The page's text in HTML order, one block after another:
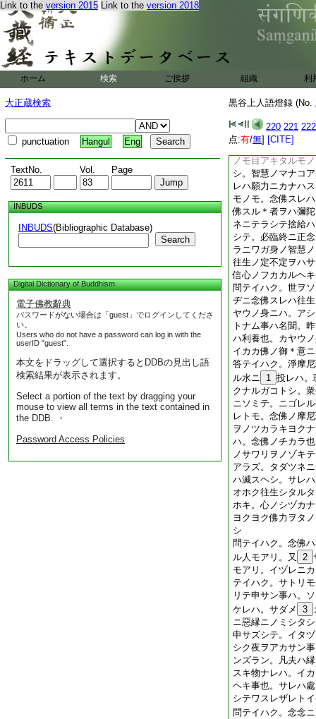
Link to the version 2015 Link to the version 2018
ホーム 検索 ご挨拶 組織 利
大正蔵検索
punctuation Hangul Eng
TextNo. Vol. Page
INBUDS
INBUDS(Bibliographic Database)
Search
Digital Dictionary of Buddhism
電子佛教辭典
パスワードがない場合は「guest」でログインしてくださ
い。
Users who do not have a password can log in with the
userID "guest".
本文をドラッグして選択するとDDBの見出し語
検索結果が表示されます。
Select a portion of the text by dragging your
mouse to view all terms in the text contained in
the DDB. ・
Password Access Policies
黒谷上人語燈録 (No.
220 221 222
点:有/無] [CITE]
モマイリ菩提ニモ
歩ヨリケハ
問テイハク。罪業
事ハカサナレトモ
ニヲモテコノツミ
エス候
10 ハイカ
御詞ヲ信ジテウタ
チカラニテ往生ス
ゴトク。フネニノ
ノモ目アキタルモ
シ。智慧ノマナコ
レハ願力ニカナハ
モノモ。念佛スレ
佛スル＊者ヲハ彌
ネニテラシテ捨給
シテ。必臨終ニ正
ラニワガ身ノ智慧
往生ノ定不定ヲハ
信心ノフカカルヘ
問テイハク。世ヲ
ヂニ念佛スレハ往
ヤウノ身ニハ。ア
トナム事ハ名聞。
ハ利養也。カヤウ
イカカ佛ノ御＊意
答テイハク。淨摩
ル水ニ
1 投レハ。
クナルガコトシ。
ニソミテ。ニゴレ
レトモ。念佛ノ摩
ヲノツカラキヨク
ハ。念佛ノチカラ
ノサワリヲノゾキ
アラズ。タダツネ
ハ滅スヘシ。サレ
オホク往生シタル
ホキ。心ノシヅカ
ヨクヨク佛力ヲタ
シ
問テイハク。念佛
ル人モアリ。又
2
モアリ。イヅレニ
テイハク。サトリ
リテ申サン事ハ。
ケレハ。サダメ
3
ニ惡縁ニノミシタ
申サズシテ。イタ
シク夜ヲアカサン
ンズラン。凡夫ハ
スキ物ナレハ。イ
ヘキ事也。サレハ
シテワスレザレト
問テイハク。念念